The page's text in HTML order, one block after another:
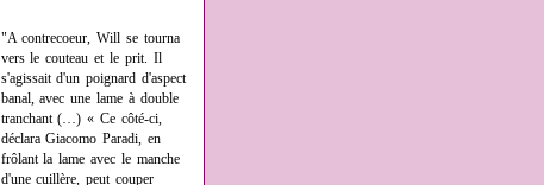
"A contrecoeur, Will se tourna
vers le couteau et le prit. Il
s'agissait d'un poignard d'aspect
banal, avec une lame à double
tranchant (…) « Ce côté-ci,
déclara Giacomo Paradi, en
frôlant la lame avec le manche
d'une cuillère, peut couper